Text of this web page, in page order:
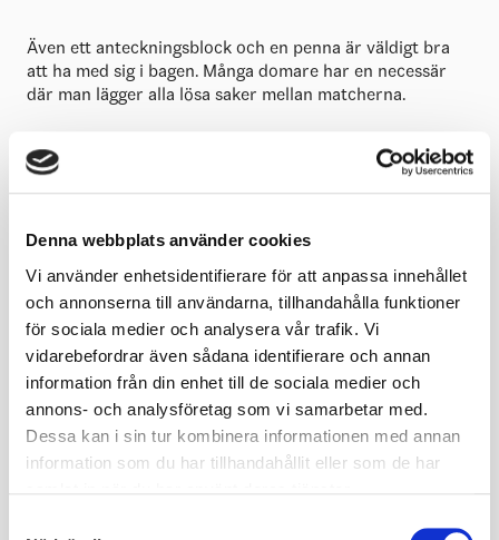
Denna webbplats använder cookies
Vi använder enhetsidentifierare för att anpassa innehållet
och annonserna till användarna, tillhandahålla funktioner
för sociala medier och analysera vår trafik. Vi
vidarebefordrar även sådana identifierare och annan
information från din enhet till de sociala medier och
annons- och analysföretag som vi samarbetar med.
Dessa kan i sin tur kombinera informationen med annan
information som du har tillhandahållit eller som de har
Även ett anteckningsblock och en penna är väldigt bra
att ha med sig i bagen. Många domare har en necessär
där man lägger alla lösa saker mellan matcherna.
Sist men inte minst – skridskoskydd. Om dina
skridskoskydd börjar bli gamla och slitna –
byt ut dem
till ett par nya för att kunna skydda dina skenor.
John Alvemyr
john.alvemyr@swehockey.se